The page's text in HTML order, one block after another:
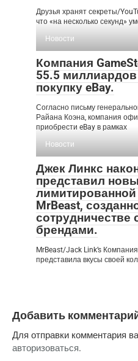
Друзья хранят секреты/
что «на несколько секунд»
Новости
Компания
55.5
покупку eBay.
Согласно письму
Райана Коэна, компания
приобрести eBay в рамках
Новости
Джек Линкс
представил
MrBeast,
сотрудничестве
брендами.
MrBeast/Jack Link’s
представила вкусы своей
Добавить
Для отправки комментария
авторизоваться.